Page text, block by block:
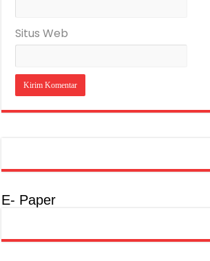
Situs Web
E- Paper